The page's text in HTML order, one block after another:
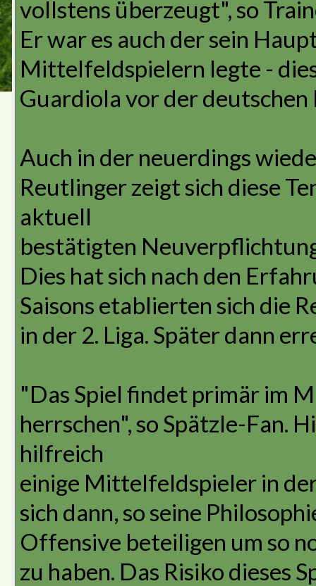
vollstens überzeugt", so
Er war es auch der sein
Mittelfeldspielern legte -
Guardiola vor der
Auch in der neuerdings
Reutlinger zeigt sich diese
aktuell
bestätigten
Dies hat sich nach den
Saisons etablierten sich die
in der 2. Liga. Später dann
"Das Spiel findet primär im
herrschen", so Spätzle-Fan.
hilfreich
einige Mittelfeldspieler in
sich dann, so seine
Offensive beteiligen um so
zu haben. Das Risiko dieses